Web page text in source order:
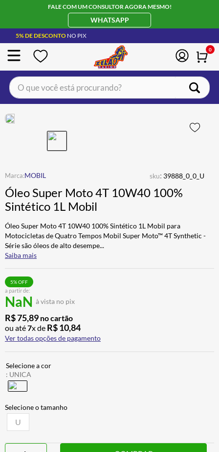
FALE COM UM CONSULTOR AGORA MESMO!
WHATSAPP
5% DE DESCONTO NO PIX
0
O que você está procurando?
MOBIL sku: 39888_0_0_U
Óleo Super Moto 4T 10W40 100%
Sintético 1L Mobil
Óleo Super Moto 4T 10W40 100% Sintético 1L Mobil para
Motocicletas de Quatro Tempos Mobil Super Moto™ 4T Synthetic -
Série são óleos de alto desempe...
Saiba mais
a partir de:
NaN à vista no pix
5% OFF
R$75,89 no cartão
ou até7x de R$10,84
Ver todas opções de pagamento
: UNICA
U
BOTA
4º ÓCULOS SOLAR
5º LUVA
6º BAU
7º CALÇA
8º ALPINESTAR
9º AIROH
10º